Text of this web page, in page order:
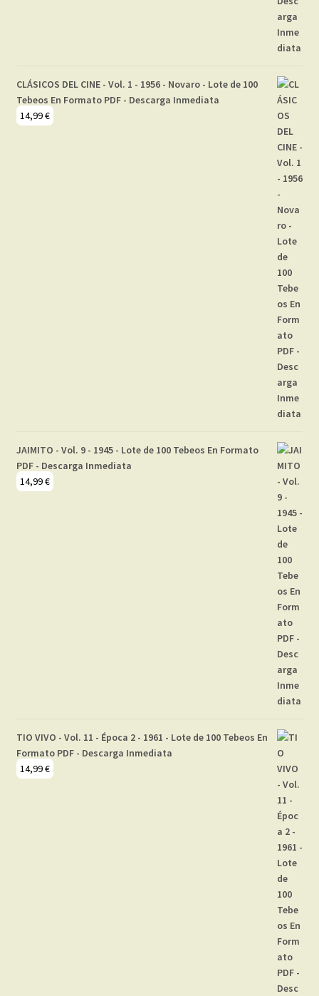
CLÁSICOS DEL CINE - Vol. 1 - 1956 - Novaro - Lote de 100
Tebeos En Formato PDF - Descarga Inmediata
14,99€
JAIMITO - Vol. 9 - 1945 - Lote de 100 Tebeos En Formato
PDF - Descarga Inmediata
14,99€
TIO VIVO - Vol. 11 - Época 2 - 1961 - Lote de 100 Tebeos En
Formato PDF - Descarga Inmediata
14,99€